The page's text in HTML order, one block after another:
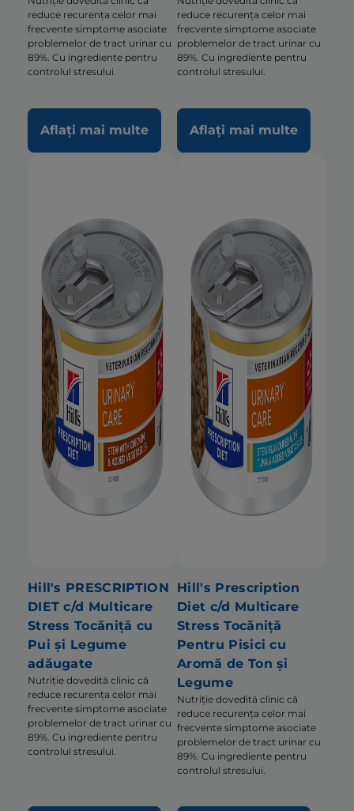
reduce recurența celor mai
frecvente simptome asociate
problemelor de tract urinar cu
89%. Cu ingrediente pentru
controlul stresului.
Aflați mai multe
reduce recurența celor mai
frecvente simptome asociate
problemelor de tract urinar cu
89%. Cu ingrediente pentru
controlul stresului.
Aflați mai multe
Hill's PRESCRIPTION
DIET c/d Multicare
Stress Tocăniță cu
Pui și Legume
adăugate
Nutriție dovedită clinic că
reduce recurența celor mai
frecvente simptome asociate
problemelor de tract urinar cu
89%. Cu ingrediente pentru
controlul stresului.
Hill's Prescription
Diet c/d Multicare
Stress Tocăniță
Pentru Pisici cu
Aromă de Ton și
Legume
Nutriție dovedită clinic că
reduce recurența celor mai
frecvente simptome asociate
problemelor de tract urinar cu
89%. Cu ingrediente pentru
controlul stresului.